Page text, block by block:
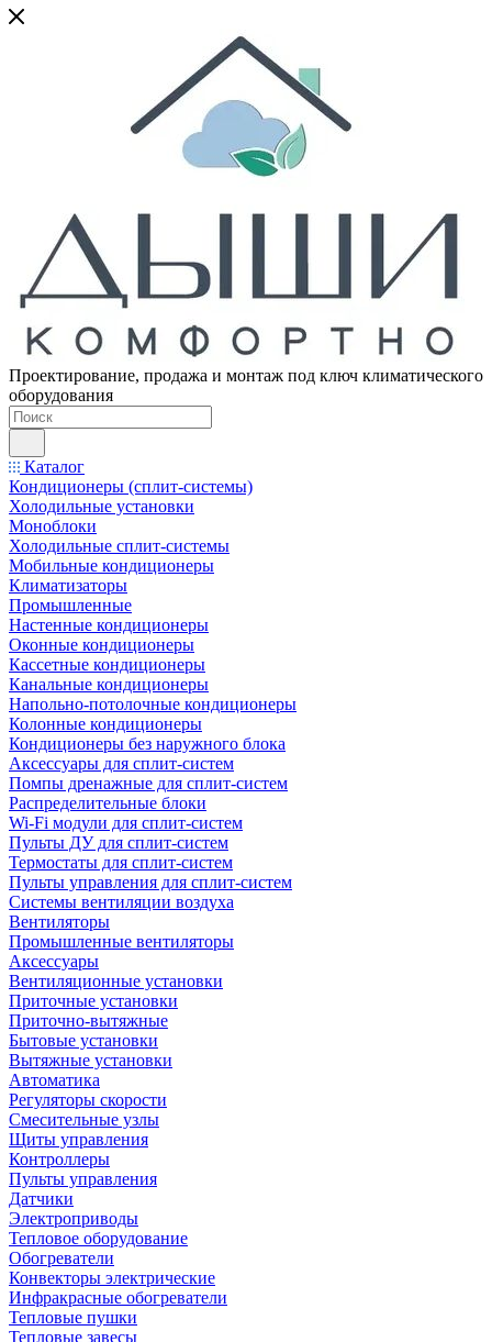
Проектирование, продажа и монтаж под ключ климатического
оборудования
Каталог
Кондиционеры (сплит-системы)
Холодильные установки
Моноблоки
Холодильные сплит-системы
Мобильные кондиционеры
Климатизаторы
Промышленные
Настенные кондиционеры
Оконные кондиционеры
Кассетные кондиционеры
Канальные кондиционеры
Напольно-потолочные кондиционеры
Колонные кондиционеры
Кондиционеры без наружного блока
Аксессуары для сплит-систем
Помпы дренажные для сплит-систем
Распределительные блоки
Wi-Fi модули для сплит-систем
Пульты ДУ для сплит-систем
Термостаты для сплит-систем
Пульты управления для сплит-систем
Системы вентиляции воздуха
Вентиляторы
Промышленные вентиляторы
Аксессуары
Вентиляционные установки
Приточные установки
Приточно-вытяжные
Бытовые установки
Вытяжные установки
Автоматика
Регуляторы скорости
Смесительные узлы
Щиты управления
Контроллеры
Пульты управления
Датчики
Электроприводы
Тепловое оборудование
Обогреватели
Конвекторы электрические
Инфракрасные обогреватели
Тепловые пушки
Тепловые завесы